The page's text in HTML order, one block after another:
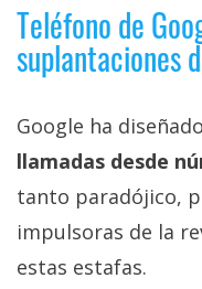
Teléfono de
suplantaciones
Google ha
llamadas desde
tanto paradójico,
impulsoras de la
estas estafas.